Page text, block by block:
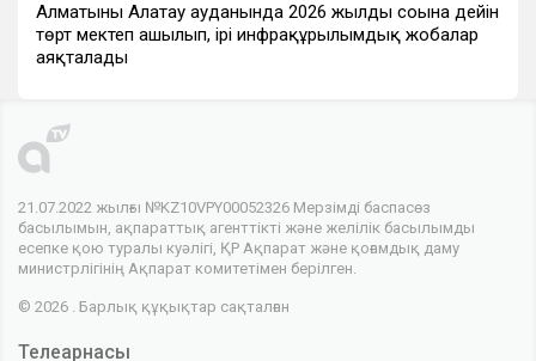
Алматының Алатау ауданында 2026 жылдың соңына дейін
төрт мектеп ашылып, ірі инфрақұрылымдық жобалар
аяқталады
21.07.2022 жылғы №KZ10VPY00052326 Мерзімді баспасөз
басылымын, ақпараттық агенттікті және желілік басылымды
есепке қою туралы куәлігі, ҚР Ақпарат және қоғамдық даму
министрлігінің Ақпарат комитетімен берілген.
© 2026 . Барлық құқықтар сақталған
Телеарнасы